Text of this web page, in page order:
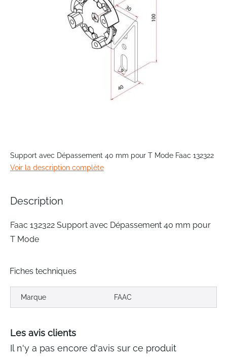
to
the
beginning
images
Support avec Dépassement 40 mm pour T Mode Faac 132322
Voir la description complète
Description
Faac 132322 Support avec Dépassement 40 mm pour
T Mode
Fiches techniques
Marque FAAC
Les avis clients
Il n'y a pas encore d'avis sur ce produit